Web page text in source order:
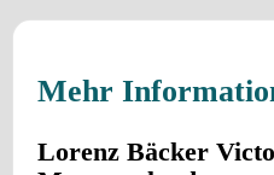
Mehr
Lorenz Bäcker